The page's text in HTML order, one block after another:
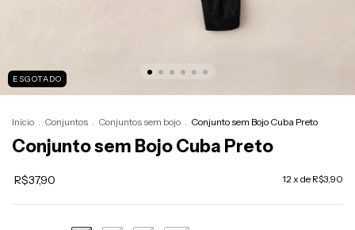
ESGOTADO
Início . Conjuntos . Conjuntos sem bojo . Conjunto sem Bojo Cuba Preto
Conjunto sem Bojo Cuba Preto
R$37,90 12x de R$3,90